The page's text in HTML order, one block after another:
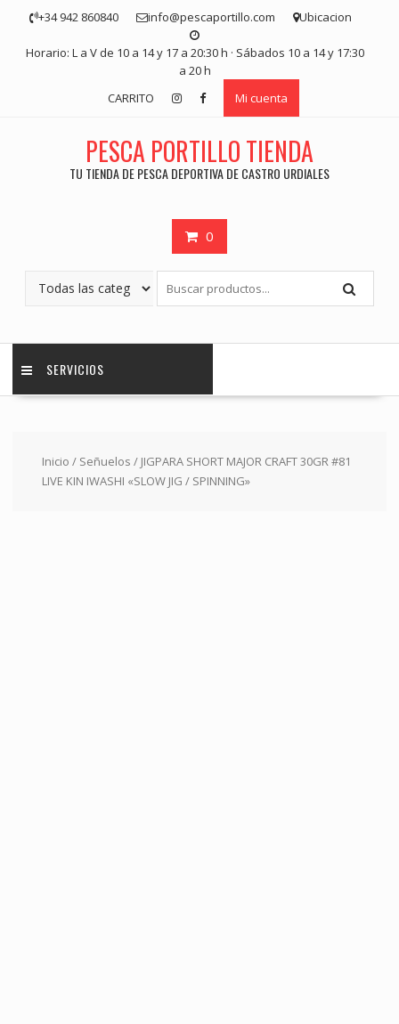
contenido
+34 942 860840 info@pescaportillo.com Ubicacion
Horario: L a V de 10 a 14 y 17 a 20:30 h · Sábados 10 a 14 y 17:30
a 20 h
CARRITO
Mi cuenta
PESCA PORTILLO TIENDA
TU TIENDA DE PESCA DEPORTIVA DE CASTRO URDIALES
0
SERVICIOS
Inicio / Señuelos / JIGPARA SHORT MAJOR CRAFT 30GR #81
LIVE KIN IWASHI «SLOW JIG / SPINNING»